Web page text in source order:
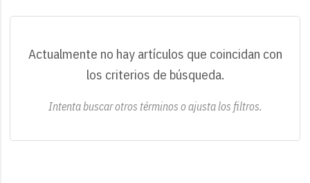
Actualmente no hay artículos que coincidan con
los criterios de búsqueda.
Intenta buscar otros términos o ajusta los filtros.